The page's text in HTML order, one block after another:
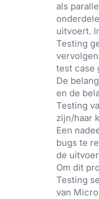
als
uitvoert.
Testing
test case
De
en de
Testing
zijn/haar
Een
bugs te
de
Om dit
Testing
van